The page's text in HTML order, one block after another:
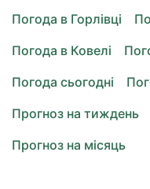
Погода в Горлівці
Погода в Ковелі
Погода сьогодні
Прогноз на тиждень
Прогноз на місяць